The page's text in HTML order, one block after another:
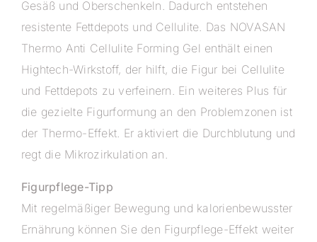
Gesäß und Oberschenkeln. Dadurch entstehen
resistente Fettdepots und Cellulite. Das NOVASAN
Thermo Anti Cellulite Forming Gel enthält einen
Hightech-Wirkstoff, der hilft, die Figur bei Cellulite
und Fettdepots zu verfeinern. Ein weiteres Plus für
die gezielte Figurformung an den Problemzonen ist
der Thermo-Effekt. Er aktiviert die Durchblutung und
regt die Mikrozirkulation an.
Figurpflege-Tipp
Mit regelmäßiger Bewegung und kalorienbewusster
Ernährung können Sie den Figurpflege-Effekt weiter